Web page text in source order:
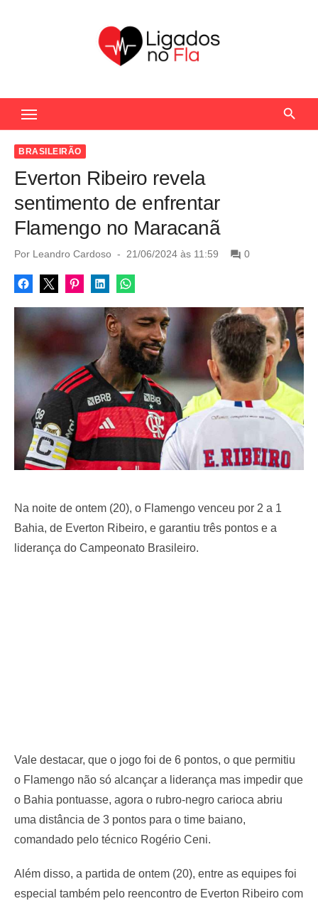
c
BRASILEIRÃO
Everton Ribeiro revela
sentimento de enfrentar
Flamengo no Maracanã
Por Leandro Cardoso
P
s
t
o
n
21/06/2024 às 11:59 0
Na noite de ontem (20), o Flamengo venceu por 2 a 1
Bahia, de Everton Ribeiro, e garantiu três pontos e a
liderança do Campeonato Brasileiro.
Vale destacar, que o jogo foi de 6 pontos, o que permitiu
o Flamengo não só alcançar a liderança mas impedir que
o Bahia pontuasse, agora o rubro-negro carioca abriu
uma distância de 3 pontos para o time baiano,
comandado pelo técnico Rogério Ceni.
Além disso, a partida de ontem (20), entre as equipes foi
especial também pelo reencontro de Everton Ribeiro com